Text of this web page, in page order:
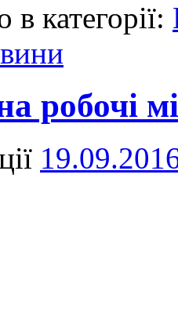
категорії:
робочі